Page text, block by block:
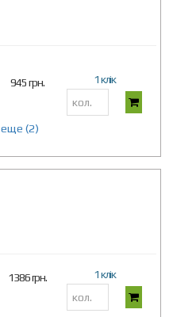
945 грн. 1 клік
Показать еще (2)
1386 грн. 1 клік